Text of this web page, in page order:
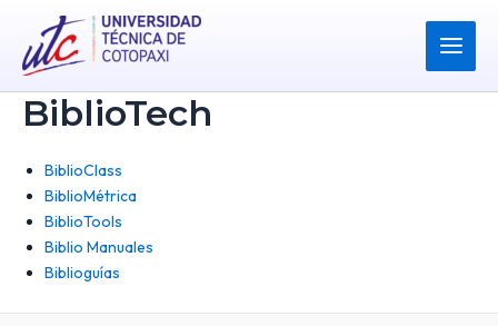
contenido
Main
Menu
BiblioTech
BiblioClass
BiblioMétrica
BiblioTools
Biblio Manuales
Biblioguías